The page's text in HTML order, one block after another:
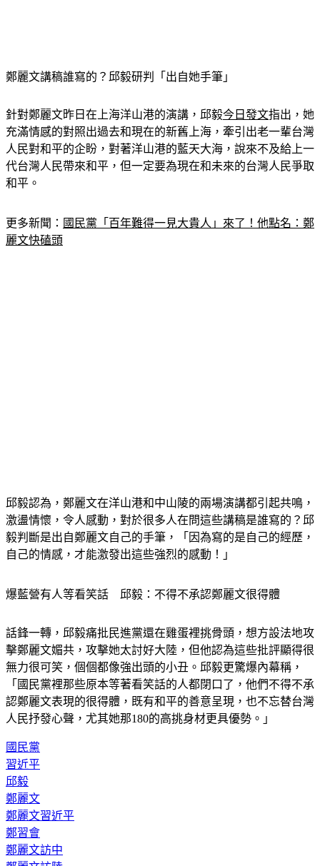
充滿情感的對照出過去和現在的新舊上海，牽引出老一輩台灣
人民對和平的企盼，對著洋山港的藍天大海，說來不及給上一
代台灣人民帶來和平，但一定要為現在和未來的台灣人民爭取
和平。
麗文快磕頭
激盪情懷，令人感動，對於很多人在問這些講稿是誰寫的？邱
毅判斷是出自鄭麗文自己的手筆，「因為寫的是自己的經歷，
自己的情感，才能激發出這些強烈的感動！」
擊鄭麗文媚共，攻擊她太討好大陸，但他認為這些批評顯得很
無力很可笑，個個都像強出頭的小丑。邱毅更驚爆內幕稱，
「國民黨裡那些原本等著看笑話的人都閉口了，他們不得不承
認鄭麗文表現的很得體，既有和平的善意呈現，也不忘替台灣
人民抒發心聲，尤其她那180的高挑身材更具優勢。」
習近平
邱毅
鄭麗文
鄭麗文習近平
鄭習會
鄭麗文訪中
鄭麗文訪陸